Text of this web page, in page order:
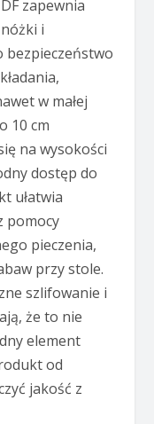
zapewnia
i
bezpieczeństwo
w małej
10 cm
na wysokości
dostęp do
ułatwia
pomocy
pieczenia,
przy stole.
szlifowanie i
że to nie
element
od
jakość z